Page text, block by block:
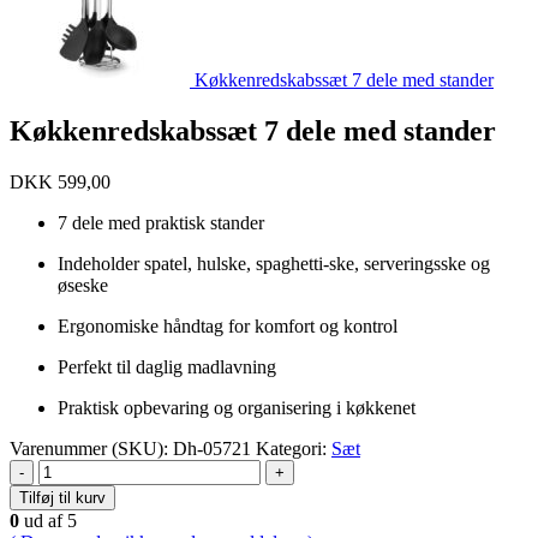
Køkkenredskabssæt 7 dele med stander
Køkkenredskabssæt 7 dele med stander
DKK 599,00
7 dele med praktisk stander
Indeholder spatel, hulske, spaghetti-ske, serveringsske og
øseske
Ergonomiske håndtag for komfort og kontrol
Perfekt til daglig madlavning
Praktisk opbevaring og organisering i køkkenet
Varenummer (SKU): Dh-05721 Kategori: Sæt
-
+
Tilføj til kurv
0 ud af 5